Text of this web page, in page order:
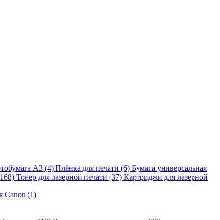
A3 (4) Плёнка для печати (6) Бумага универсальная
Тонер для лазерной печати (37) Картриджи для лазерной
Canon (1)